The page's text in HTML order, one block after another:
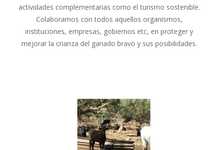
actividades complementarias como el turismo sostenible.
Colaboramos con todos aquellos organismos,
instituciones, empresas, gobiernos etc, en proteger y
mejorar la crianza del ganado bravo y sus posibilidades.